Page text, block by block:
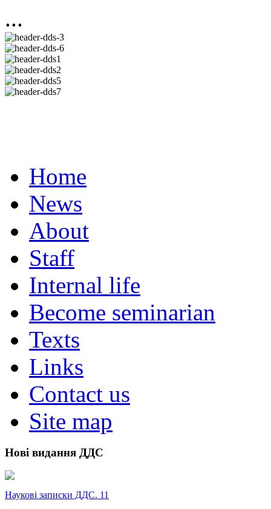
...
Home
News
About
Staff
Internal life
Become seminarian
Texts
Links
Contact us
Site map
Нові видання ДДС
Наукові записки ДДС. 11